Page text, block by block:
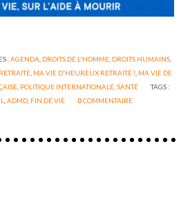
:AGENDA DROITS DE L'HOMME, DROITS HUMAINS,
MA VIE D'HEUREUX RETRAITÉ ! MA VIE DE
POLITIQUE INTERNATIONALE ,SANTÉ
TAGS :
,ADMD FIN DE VIE 0COMMENTAIRE